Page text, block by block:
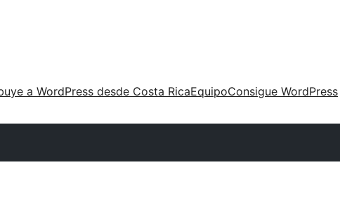
a WordPress desde Costa RicaEquipoConsigue WordPress